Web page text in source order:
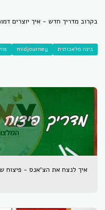
בקרוב מדריך חדש - איך יוצרים
בינה מלאכותית midjourney
איך לנצח את הצ'אנס - פיצוח